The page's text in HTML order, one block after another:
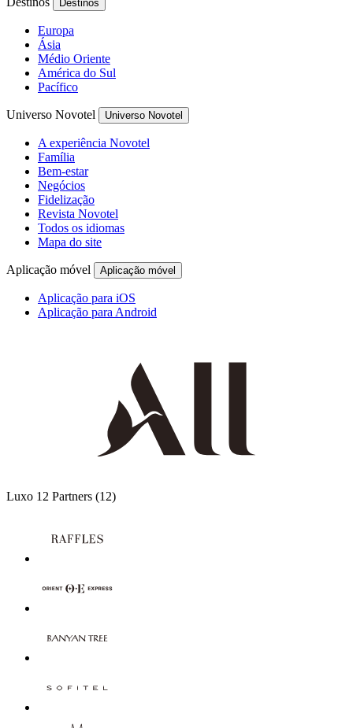
Destinos
Europa
Ásia
Médio Oriente
América do Sul
Pacífico
Universo Novotel Universo Novotel
A experiência Novotel
Família
Bem-estar
Negócios
Fidelização
Revista Novotel
Todos os idiomas
Mapa do site
Aplicação móvel Aplicação móvel
Aplicação para iOS
Aplicação para Android
Luxo 12 Partners (12)